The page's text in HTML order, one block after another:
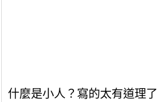
什麼是小人？寫的太有道理了